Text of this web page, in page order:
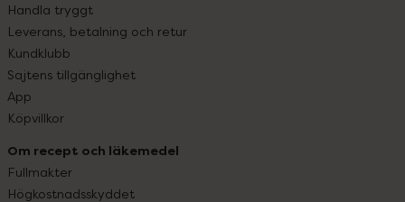
Handla tryggt
Leverans, betalning och retur
Kundklubb
Sajtens tillgänglighet
App
Köpvillkor
Om recept och läkemedel
Fullmakter
Högkostnadsskyddet